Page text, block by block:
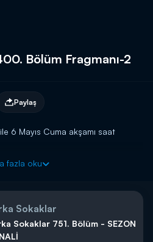
Bölüm Fragmanı-2
Paylaş
6 Mayıs Cuma akşamı saat
fazla oku
Sokaklar
Sokaklar 751. Bölüm - SEZON